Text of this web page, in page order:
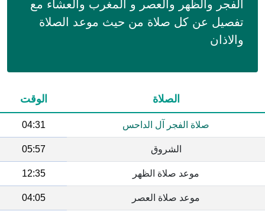
الفجر والظهر والعصر و المغرب والعشاء مع
تفصيل عن كل صلاة من حيث موعد الصلاة
والاذان
الصلاة الوقت
صلاة الفجر آل الداحس 04:31
الشروق 05:57
موعد صلاة الظهر 12:35
موعد صلاة العصر 04:05